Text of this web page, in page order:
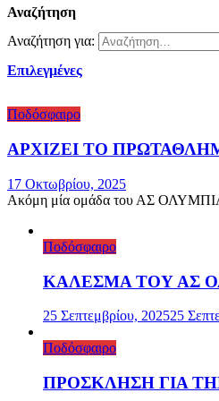
Αναζήτηση
Αναζήτηση για:
Επιλεγμένες
Ποδόσφαιρο
ΑΡΧΙΖΕΙ ΤΟ
17 Οκτωβρίου, 2025
Ακόμη μία ομάδα του ΑΣ
Ποδόσφαιρο
ΚΑΛΕΣΜΑ ΤΟΥ ΑΣ
25 Σεπτεμβρίου, 202525
Ποδόσφαιρο
ΠΡΟΣΚΛΗΣΗ ΓΙΑ